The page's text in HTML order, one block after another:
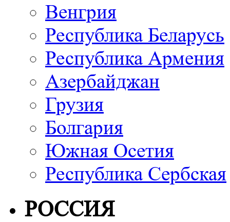
Венгрия
Республика Беларусь
Республика Армения
Азербайджан
Грузия
Болгария
Южная Осетия
Республика Сербская
РОССИЯ